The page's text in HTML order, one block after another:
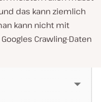
das kann ziemlich
kann nicht mit
Crawling-Daten